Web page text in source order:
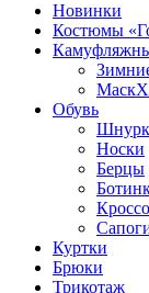
Новинки
Костюмы
Обувь
Носки
Берцы
Куртки
Брюки
Трикотаж